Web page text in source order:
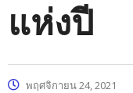
แห่งปี
พฤศจิกายน 24, 2021